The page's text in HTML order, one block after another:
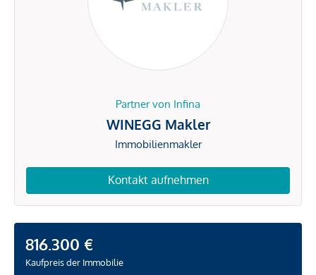
Partner von Infina
WINEGG Makler
Immobilienmakler
Kontakt aufnehmen
816.300 €
Kaufpreis der Immobilie